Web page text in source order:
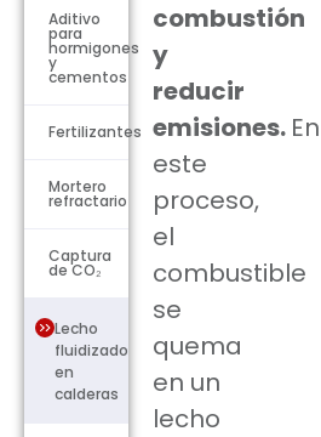
Aditivo
para
hormigones
y
cementos
Fertilizantes
Mortero
refractario
Captura
de CO₂
Lecho
fluidizado
en
calderas
combustión
y
reducir
emisiones. En
este
proceso,
el
combustible
se
quema
en un
lecho